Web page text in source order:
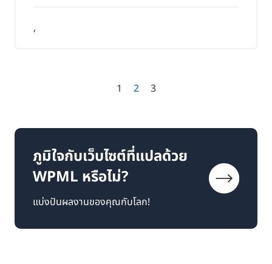
,
1 2 3
ภูมิใจกับเว็บไซต์ที่แปลด้วย
WPML หรือไม่?
แบ่งปันผลงานของคุณกับโลก!